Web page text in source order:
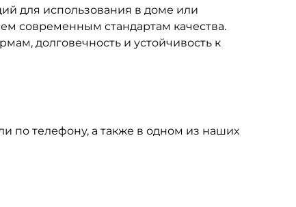
для использования в доме или
современным стандартам качества.
долговечность и устойчивость к
по телефону, а также в одном из наших